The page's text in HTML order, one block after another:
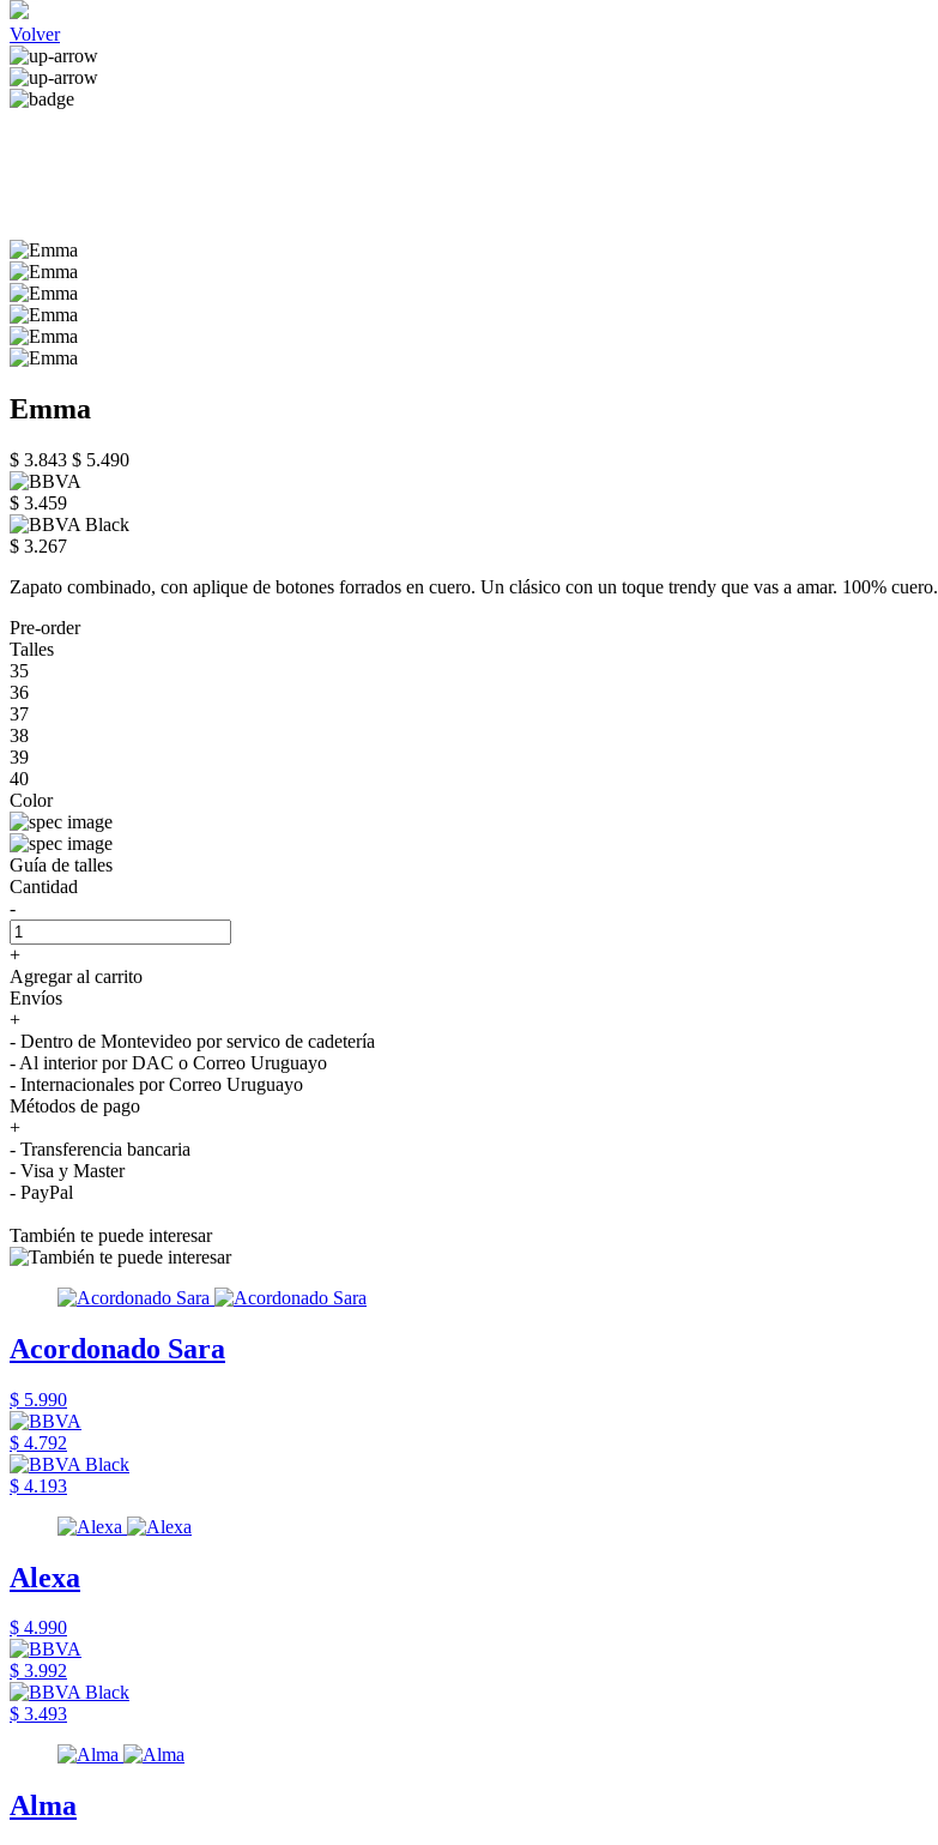
Volver
Emma
$ 3.843 $ 5.490
$ 3.459
$ 3.267
Zapato combinado, con aplique de botones forrados en cuero. Un clásico con un toque trendy que vas a amar. 100% cuero.
Pre-order
Talles
35
36
37
38
39
40
Color
Guía de talles
Cantidad
-
+
Agregar al carrito
Envíos
+
- Dentro de Montevideo por servico de cadetería
- Al interior por DAC o Correo Uruguayo
- Internacionales por Correo Uruguayo
Métodos de pago
+
- Transferencia bancaria
- Visa y Master
- PayPal
También te puede interesar
Acordonado Sara
$ 5.990
$ 4.792
$ 4.193
Alexa
$ 4.990
$ 3.992
$ 3.493
Alma